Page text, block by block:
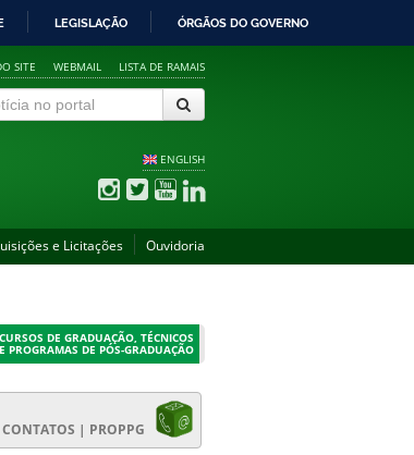
LEGISLAÇÃO ÓRGÃOS DO GOVERNO
SITE WEBMAIL LISTA DE RAMAIS
ENGLISH
e Licitações Ouvidoria
CURSOS DE GRADUAÇÃO, TÉCNICOS
E PROGRAMAS DE PÓS-GRADUAÇÃO
CONTATOS | PROPPG